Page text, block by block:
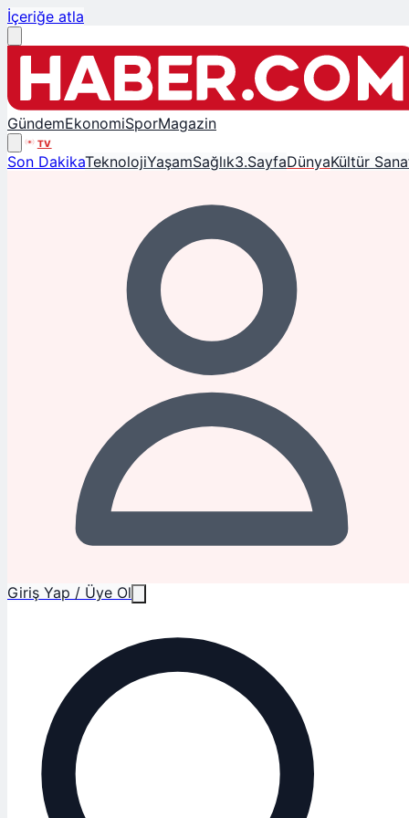
İçeriğe atla
GündemEkonomiSporMagazin
TV
Son DakikaTeknolojiYaşamSağlık3.SayfaDünyaKültür
Giriş Yap / Üye Ol